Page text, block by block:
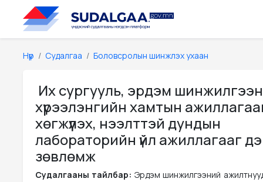
Нүүр Судалгаа Боловсролын шинжлэх ухаан
Их сургууль, эрдэм
хүрээлэнгийн хамтын
хөгжүүлэх, нээлттэй дундын
лабораторийн үйл ажиллагааг
зөвлөмж
Судалгааны тайлбар: Эрдэм шинжилгээний